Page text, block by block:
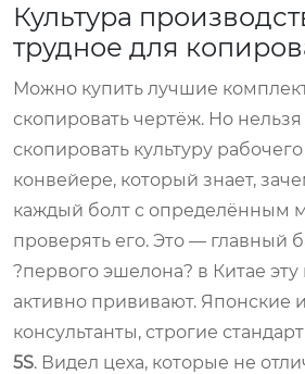
Культура
трудное для
Можно купить лучшие
скопировать чертёж. Но
скопировать культуру
конвейере, который знает,
каждый болт с определённым
проверять его. Это — главный
?первого эшелона? в Китае эту
активно прививают. Японские
консультанты, строгие
5S. Видел цеха, которые не